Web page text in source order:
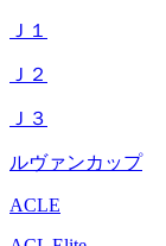
Ｊ１
Ｊ２
Ｊ３
ルヴァンカップ
ACLE